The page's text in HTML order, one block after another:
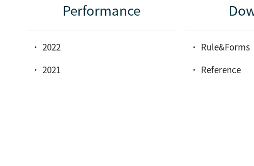
Performance
2022
2021
Rule&Forms
Reference